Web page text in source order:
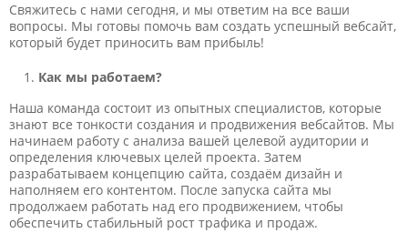
Свяжитесь с нами сегодня, и мы ответим на все ваши
вопросы. Мы готовы помочь вам создать успешный вебсайт,
который будет приносить вам прибыль!
Как мы работаем?
Наша команда состоит из опытных специалистов, которые
знают все тонкости создания и продвижения вебсайтов. Мы
начинаем работу с анализа вашей целевой аудитории и
определения ключевых целей проекта. Затем
разрабатываем концепцию сайта, создаём дизайн и
наполняем его контентом. После запуска сайта мы
продолжаем работать над его продвижением, чтобы
обеспечить стабильный рост трафика и продаж.